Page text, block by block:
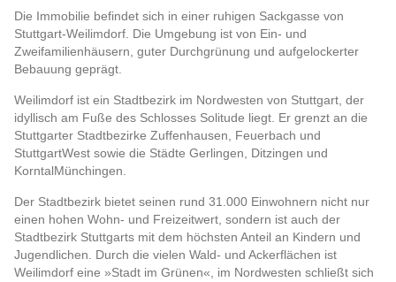
Die Immobilie befindet sich in einer ruhigen Sackgasse von
Stuttgart-Weilimdorf. Die Umgebung ist von Ein- und
Zweifamilienhäusern, guter Durchgrünung und aufgelockerter
Bebauung geprägt.
Weilimdorf ist ein Stadtbezirk im Nordwesten von Stuttgart, der
idyllisch am Fuße des Schlosses Solitude liegt. Er grenzt an die
Stuttgarter Stadtbezirke Zuffenhausen, Feuerbach und
StuttgartWest sowie die Städte Gerlingen, Ditzingen und
KorntalMünchingen.
Der Stadtbezirk bietet seinen rund 31.000 Einwohnern nicht nur
einen hohen Wohn- und Freizeitwert, sondern ist auch der
Stadtbezirk Stuttgarts mit dem höchsten Anteil an Kindern und
Jugendlichen. Durch die vielen Wald- und Ackerflächen ist
Weilimdorf eine »Stadt im Grünen«, im Nordwesten schließt sich